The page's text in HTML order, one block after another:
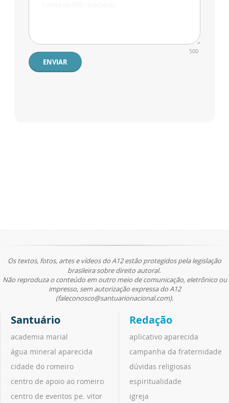
500
ENVIAR
Os textos, fotos, artes e vídeos do A12 estão protegidos pela legislação
brasileira sobre direito autoral.
Não reproduza o conteúdo em outro meio de comunicação, eletrônico ou
impresso, sem autorização expressa do A12
(faleconosco@santuarionacional.com).
Santuário
academia marial
água mineral aparecida
cidade do romeiro
centro de apoio ao romeiro
centro de eventos pe. vitor
Redação
aplicativo aparecida
campanha da fraternidade
dúvidas religiosas
espiritualidade
igreja